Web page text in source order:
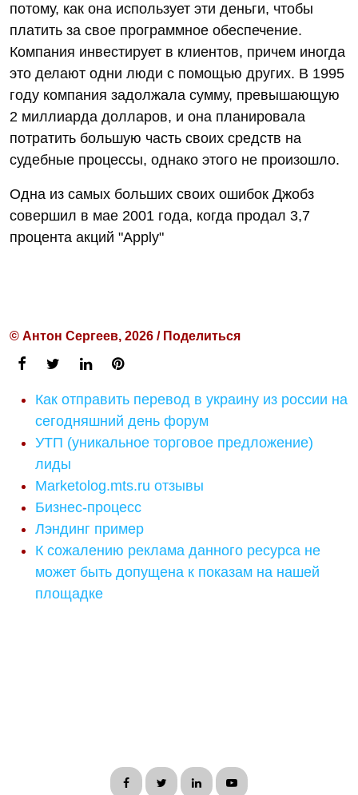
потому, как она использует эти деньги, чтобы
платить за свое программное обеспечение.
Компания инвестирует в клиентов, причем иногда
это делают одни люди с помощью других. В 1995
году компания задолжала сумму, превышающую
2 миллиарда долларов, и она планировала
потратить большую часть своих средств на
судебные процессы, однако этого не произошло.
Одна из самых больших своих ошибок Джобз
совершил в мае 2001 года, когда продал 3,7
процента акций "Apply"
© Антон Сергеев, 2026 / Поделиться
Как отправить перевод в украину из россии на
сегодняшний день форум
УТП (уникальное торговое предложение)
лиды
Marketolog.mts.ru отзывы
Бизнес-процесс
Лэндинг пример
К сожалению реклама данного ресурса не
может быть допущена к показам на нашей
площадке